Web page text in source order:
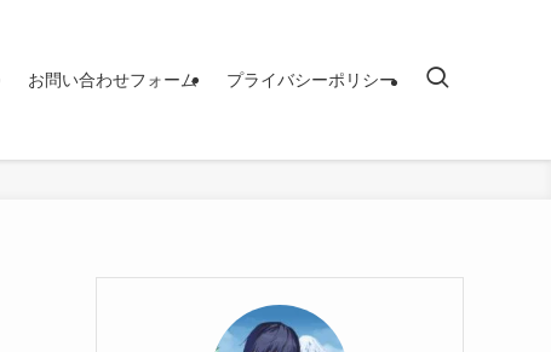
お問い合わせフォーム プライバシーポリシー